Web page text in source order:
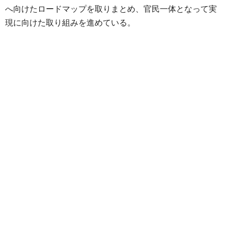
へ向けたロードマップを取りまとめ、官民一体となって実
現に向けた取り組みを進めている。